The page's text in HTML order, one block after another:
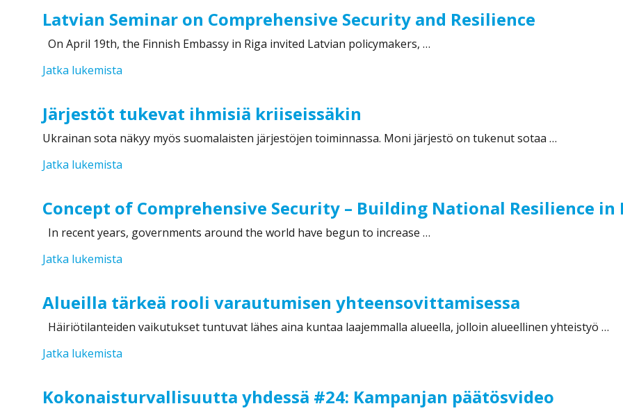
Latvian Seminar on Comprehensive Security and Resilience
On April 19th, the Finnish Embassy in Riga invited Latvian policymakers, …
Jatka lukemista
Järjestöt tukevat ihmisiä kriiseissäkin
Ukrainan sota näkyy myös suomalaisten järjestöjen toiminnassa. Moni järjestö on tukenut sotaa …
Jatka lukemista
Concept of Comprehensive Security – Building National Resilience in
In recent years, governments around the world have begun to increase …
Jatka lukemista
Alueilla tärkeä rooli varautumisen yhteensovittamisessa
Häiriötilanteiden vaikutukset tuntuvat lähes aina kuntaa laajemmalla alueella, jolloin alueellinen yhteistyö …
Jatka lukemista
Kokonaisturvallisuutta yhdessä #24: Kampanjan päätösvideo